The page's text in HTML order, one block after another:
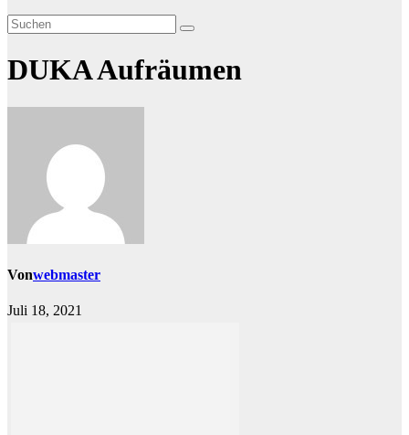
DUKA Aufräumen
Vonwebmaster
Juli 18, 2021